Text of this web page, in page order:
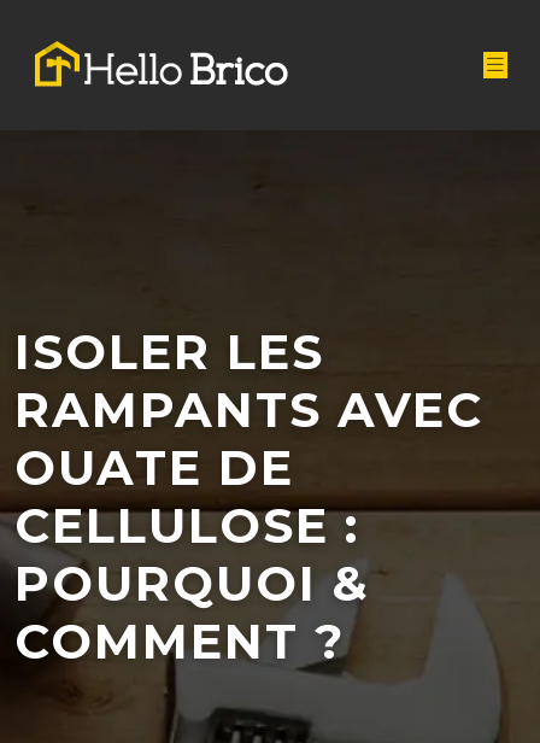
ISOLER LES
RAMPANTS AVEC
OUATE DE
CELLULOSE :
POURQUOI &
COMMENT ?